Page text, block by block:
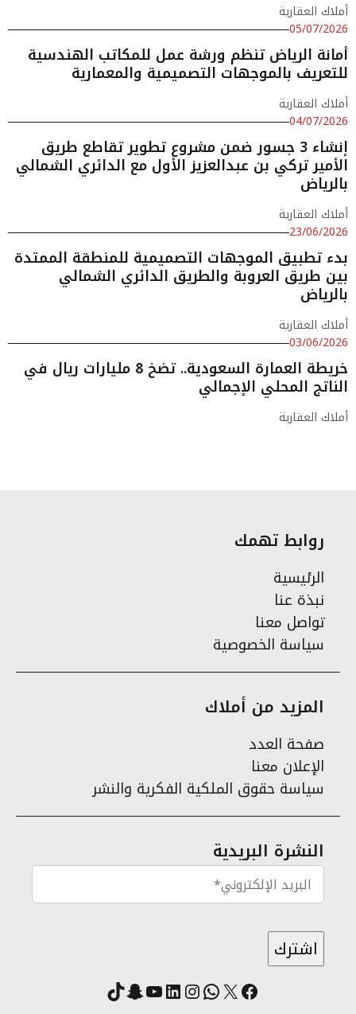
أملاك العقارية
05/07/2026
أمانة الرياض تنظم ورشة عمل للمكاتب الهندسية
للتعريف بالموجهات التصميمية والمعمارية
أملاك العقارية
04/07/2026
إنشاء 3 جسور ضمن مشروع تطوير تقاطع طريق
الأمير تركي بن عبدالعزيز الأول مع الدائري الشمالي
بالرياض
أملاك العقارية
23/06/2026
بدء تطبيق الموجهات التصميمية للمنطقة الممتدة
بين طريق العروبة والطريق الدائري الشمالي
بالرياض
أملاك العقارية
03/06/2026
خريطة العمارة السعودية.. تضخ 8 مليارات ريال في
الناتج المحلي الإجمالي
أملاك العقارية
روابط تهمك
الرئيسية
نبذة عنا
تواصل معنا
سياسة الخصوصية
المزيد من أملاك
صفحة العدد
الإعلان معنا
سياسة حقوق الملكية الفكرية والنشر
النشرة البريدية
فيسبوك
X واتساب
انستقرام
لينكد إنيوتيوب
سناب شات
تيك توك